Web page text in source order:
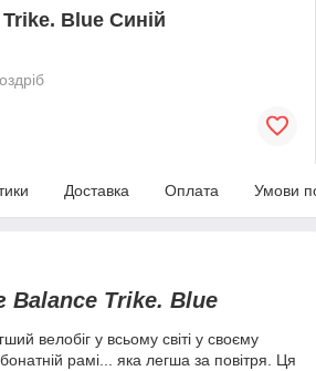
Blue Синій
Доставка Оплата Умови
Balance Trike. Blue
велобіг у всьому світі у своєму
рамі... яка легша за повітря. Ця